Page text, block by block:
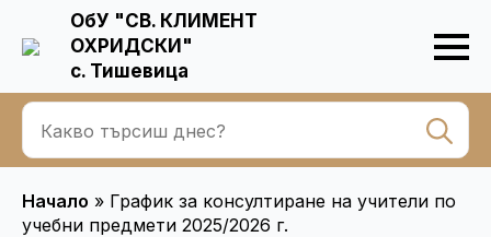
ОбУ "СВ. КЛИМЕНТ
ОХРИДСКИ"
с. Тишевица
Начало » График за консултиране на учители по
учебни предмети 2025/2026 г.